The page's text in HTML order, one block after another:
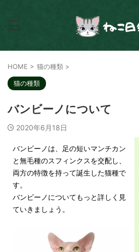
HOME > 猫の種類 >
猫の種類
バンビーノについて
2020年6月18日
バンビーノは、足の短いマンチカン
と無毛種のスフィンクスを交配し、
両方の特徴を持って誕生した猫種で
す。
バンビーノについてもっと詳しく見
ていきましょう。